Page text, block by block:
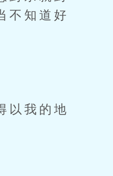
不知道好
以我的地